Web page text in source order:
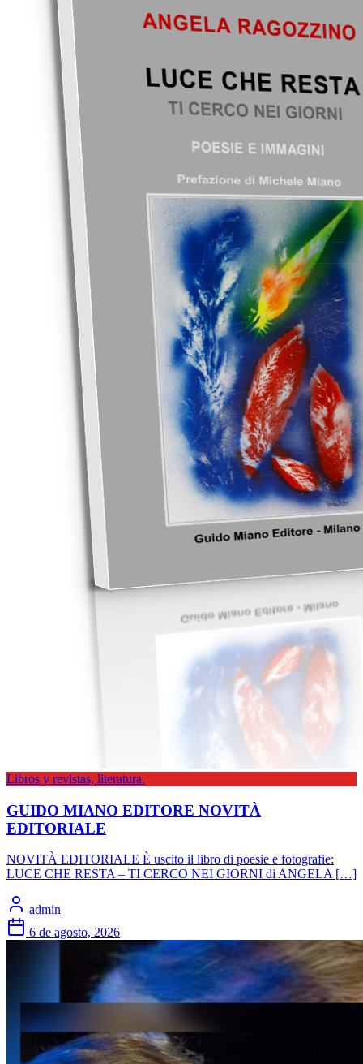
Libros y revistas, literatura.
GUIDO MIANO EDITORE NOVITÀ
EDITORIALE
NOVITÀ EDITORIALE È uscito il libro di poesie e fotografie:
LUCE CHE RESTA – TI CERCO NEI GIORNI di ANGELA […]
admin
6 de agosto, 2026